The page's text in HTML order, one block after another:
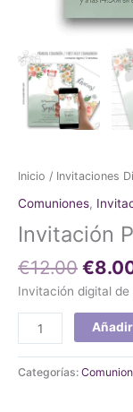
Inicio / Invitaciones
Comuniones,
Invitación
€12.00 €
Invitación digital de
Categorías: